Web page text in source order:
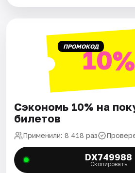
ПРОМОКОД10%
Сэкономь 10% на
билетов
Применили: 8 418 раз
DX749988
Скопировать